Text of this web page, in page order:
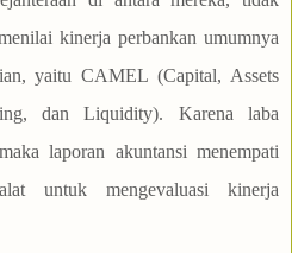
kinerja perbankan umumnya
yaitu CAMEL (Capital, Assets
dan Liquidity). Karena laba
laporan akuntansi menempati
untuk mengevaluasi kinerja